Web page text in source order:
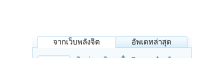
จากเว็บพลังจิต อัพเดทล่าสุด